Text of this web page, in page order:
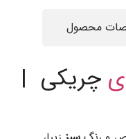
محصول
چریکی |